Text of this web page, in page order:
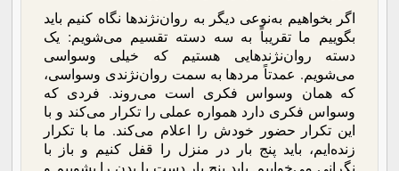
اگر بخواهیم به‌نوعی دیگر به روان‌نژندها نگاه کنیم باید
بگوییم ما تقریباً به سه دسته تقسیم می‌شویم: یک
دسته روان‌نژندهایی هستیم که خیلی وسواسی
می‌شویم. عمدتاً مردها به سمت روان‌نژندی وسواسی،
که همان وسواس فکری است می‌روند. فردی که
وسواس فکری دارد همواره عملی را تکرار می‌کند و با
این تکرار حضور خودش را اعلام می‌کند. ما با تکرار
زنده‌ایم، باید پنج بار در منزل را قفل کنیم و باز با
نگرانی می‌خوابیم. باید پنج بار دست یا بدن را بشوییم و